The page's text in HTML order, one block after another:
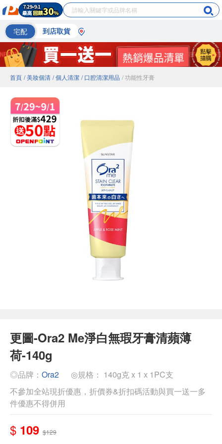
宅配 到店取貨
首頁 / 美妝個清 / 個人清潔 / 口腔清潔用品 / 功能性牙膏
更圖-Ora2 Me淨白無瑕牙膏清蘋薄
荷-140g
◎品牌： Ora2
◎規格： 140g克 x 1 x 1PC支
不參加全站現折優惠，折價券&折扣碼活動與買一送一多
件優惠不得併用
$ 109 $129